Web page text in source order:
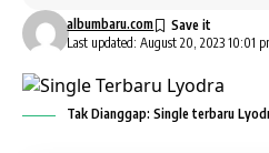
Last updated: August 20, 2023 10:01
albumbaru.com
Tak Dianggap: Single terbaru